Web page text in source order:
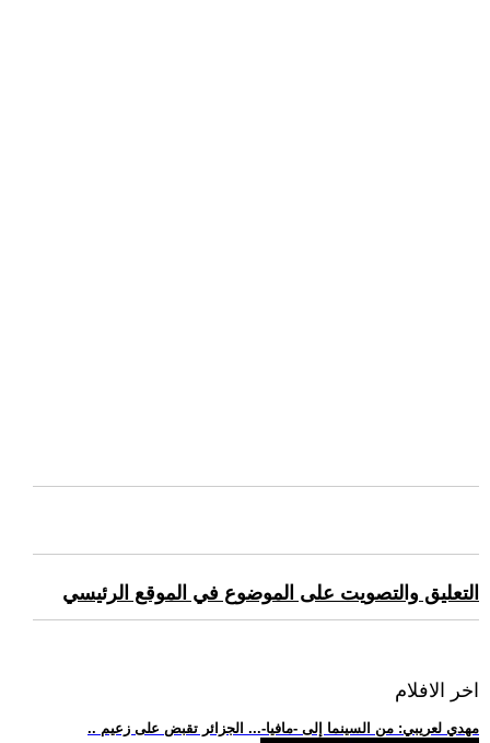
التعليق والتصويت على الموضوع في الموقع الرئيسي
اخر الافلام
.. مهدي لعريبي: من السينما إلى -مافيا-... الجزائر تقبض على زعيم